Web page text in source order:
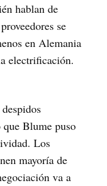
hablan de
se
en Alemania
electrificación.
Blume puso
Los
mayoría de
va a